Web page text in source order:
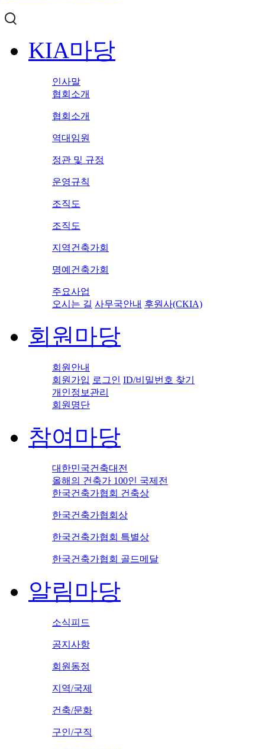
KIA마당
인사말
협회소개
협회소개
역대임원
정관 및 규정
운영규칙
조직도
조직도
지역건축가회
명예건축가회
주요사업
오시는 길 사무국안내 후원사(CKIA)
회원마당
회원안내
회원가입 로그인 ID/비밀번호 찾기
개인정보관리
회원명단
참여마당
대한민국건축대전
올해의 건축가 100인 국제전
한국건축가협회 건축상
한국건축가협회상
한국건축가협회 특별상
한국건축가협회 골드메달
알림마당
소식피드
공지사항
회원동정
지역/국제
건축/문화
구인/구직